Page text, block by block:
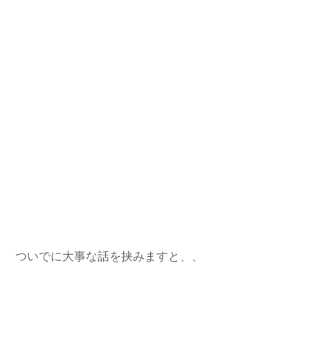
ついでに大事な話を挟みますと、、